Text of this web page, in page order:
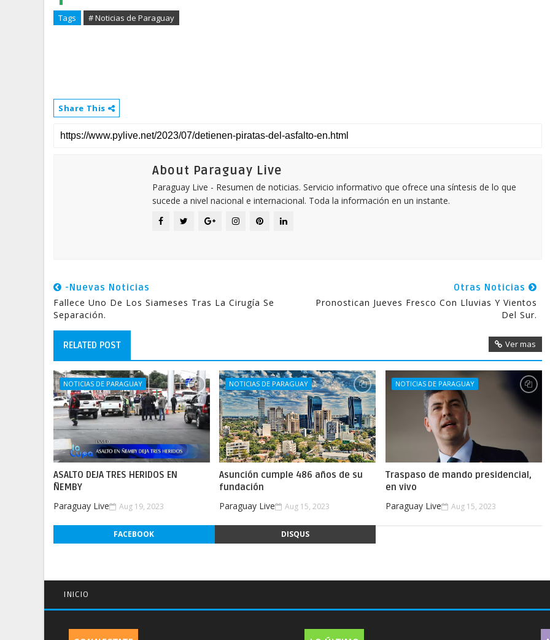
Tags # Noticias de Paraguay
Share This
About Paraguay Live
Paraguay Live - Resumen de noticias. Servicio informativo que ofrece una síntesis de lo que
sucede a nivel nacional e internacional. Toda la información en un instante.
-Nuevas Noticias
Fallece Uno De Los Siameses Tras La Cirugía Se
Separación.
Otras Noticias
Pronostican Jueves Fresco Con Lluvias Y Vientos
Del Sur.
RELATED POST Ver mas
NOTICIAS DE PARAGUAY
ASALTO DEJA TRES HERIDOS EN
ÑEMBY
Paraguay Live Aug 19, 2023
NOTICIAS DE PARAGUAY
Asunción cumple 486 años de su
fundación
Paraguay Live Aug 15, 2023
NOTICIAS DE PARAGUAY
Traspaso de mando presidencial,
en vivo
Paraguay Live Aug 15, 2023
FACEBOOK DISQUS
INICIO